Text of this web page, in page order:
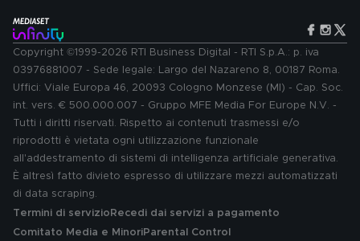
Copyright ©1999-2026 RTI Business Digital - RTI S.p.A.: p. iva
03976881007 - Sede legale: Largo del Nazareno 8, 00187 Roma.
Uffici: Viale Europa 46, 20093 Cologno Monzese (MI) - Cap. Soc.
int. vers. € 500.000.007 - Gruppo MFE Media For Europe N.V. -
Tutti i diritti riservati. Rispetto ai contenuti trasmessi e/o
riprodotti è vietata ogni utilizzazione funzionale
all'addestramento di sistemi di intelligenza artificiale generativa.
È altresì fatto divieto espresso di utilizzare mezzi automatizzati
di data scraping.
Termini di servizio Recedi dai servizi a pagamento
Comitato Media e MinoriParental Control